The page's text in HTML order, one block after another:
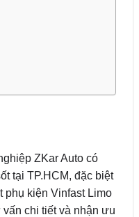
ZKar Auto có
tại TP.HCM, đặc biệt
phụ kiện Vinfast Limo
chi tiết và nhận ưu